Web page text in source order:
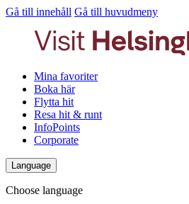
Gå till innehåll Gå till huvudmeny
Mina favoriter
Boka här
Flytta hit
Resa hit & runt
InfoPoints
Corporate
Language
Choose language